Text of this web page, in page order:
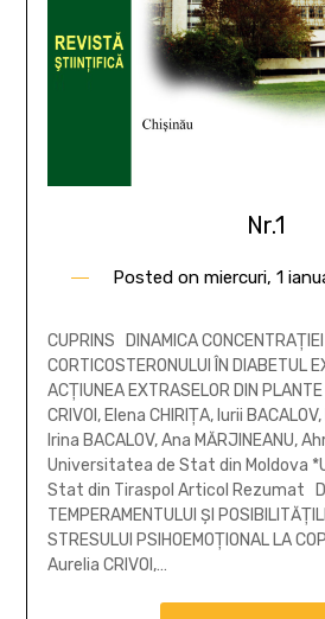
Nr.1
Posted on miercuri, 1
CUPRINS DINAMICA CONCENTRAŢIEI
CORTICOSTERONULUI ÎN DIABETUL
ACŢIUNEA EXTRASELOR DIN
CRIVOI, Elena CHIRIŢA, Iurii
Irina BACALOV, Ana MĂRJINEANU,
Universitatea de Stat din Moldova
Stat din Tiraspol Articol Rezumat
TEMPERAMENTULUI ŞI
STRESULUI PSIHOEMOŢIONAL LA
Aurelia CRIVOI,…